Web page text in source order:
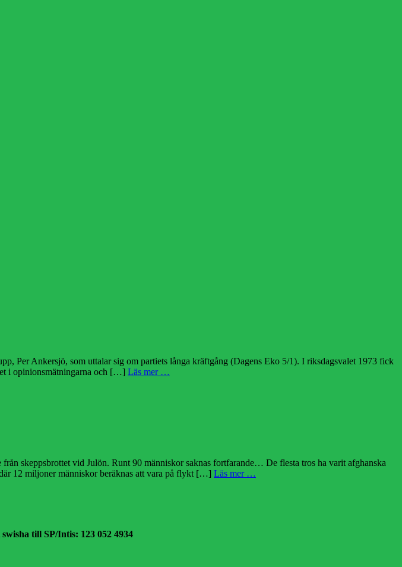
Per Ankersjö, som uttalar sig om partiets långa kräftgång (Dagens Eko 5/1). I riksdagsvalet 1973 fick
i opinionsmätningarna och […] Läs mer …
skeppsbrottet vid Julön. Runt 90 människor saknas fortfarande… De flesta tros ha varit afghanska
12 miljoner människor beräknas att vara på flykt […] Läs mer …
till SP/Intis: 123 052 4934